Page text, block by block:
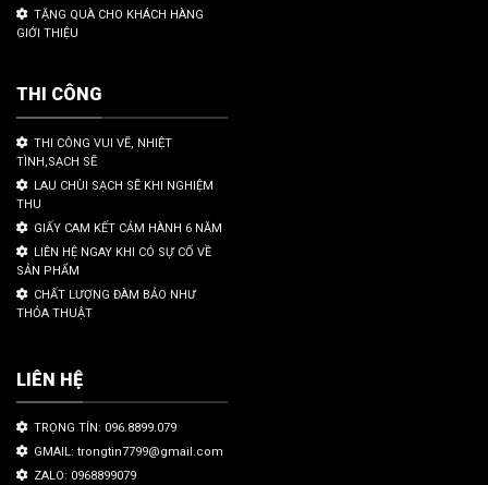
TẶNG QUÀ CHO KHÁCH HÀNG
GIỚI THIỆU
THI CÔNG
THI CÔNG VUI VẼ, NHIỆT
TÌNH,SẠCH SẼ
LAU CHÙI SẠCH SẼ KHI NGHIỆM
THU
GIẤY CAM KẾT CẢM HÀNH 6 NĂM
LIÊN HỆ NGAY KHI CÓ SỰ CỐ VỀ
SẢN PHẨM
CHẤT LƯỢNG ĐÀM BẢO NHƯ
THỎA THUẬT
LIÊN HỆ
TRỌNG TÍN: 096.8899.079
GMAIL: trongtin7799@gmail.com
ZALO: 0968899079